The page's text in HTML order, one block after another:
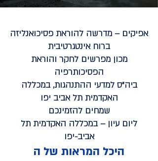
אפיקים – מדרשה להוראת פסיכואנליזה
ברוח אינטגרטיבית
מכון מפרשים לחקר והוראת
הפסיכותרפיה
ביה"ס למדעי ההתנהגות, במכללה
האקדמית תל אביב יפו
שמחים להזמינכם
ליום עיון – במכללה האקדמית תל
אביב-יפו
היכל המראות של ה